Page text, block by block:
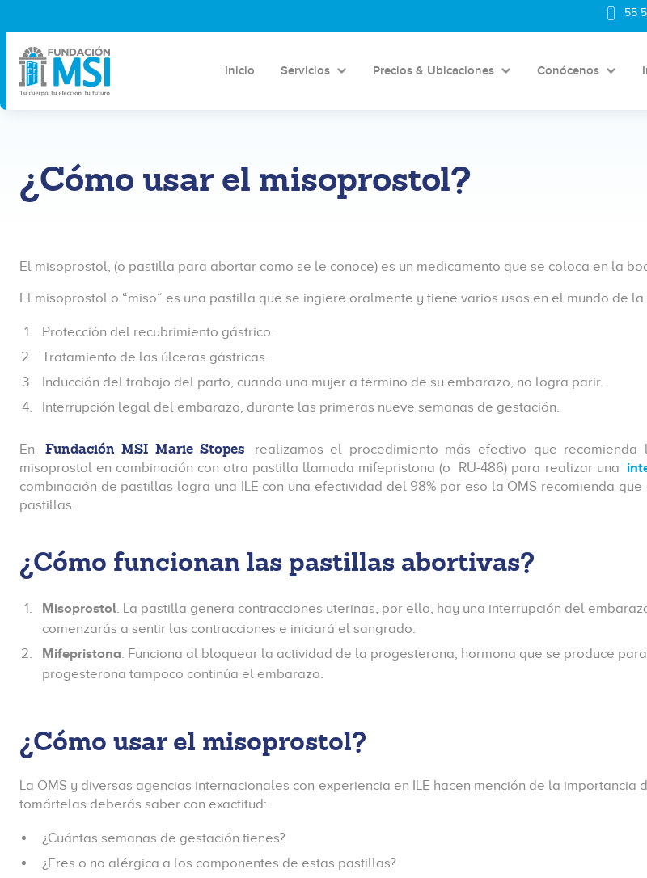
55
Inicio Servicios Precios & Ubicaciones Conócenos
¿Cómo usar el misoprostol?
El misoprostol, (o pastilla para abortar como se le conoce) es un medicamento que se coloca en la
El misoprostol o “miso” es una pastilla que se ingiere oralmente y tiene varios usos en el mundo de
Protección del recubrimiento gástrico.
Tratamiento de las úlceras gástricas.
Inducción del trabajo del parto, cuando una mujer a término de su embarazo, no logra parir.
Interrupción legal del embarazo, durante las primeras nueve semanas de gestación.
En Fundación MSI Marie Stopes realizamos el procedimiento más efectivo que recomienda
misoprostol en combinación con otra pastilla llamada mifepristona (o RU-486) para realizar una
combinación de pastillas logra una ILE con una efectividad del 98% por eso la OMS recomienda
pastillas.
¿Cómo funcionan las pastillas abortivas?
Misoprostol. La pastilla genera contracciones uterinas, por ello, hay una interrupción del
comenzarás a sentir las contracciones e iniciará el sangrado.
Mifepristona. Funciona al bloquear la actividad de la progesterona; hormona que se produce
progesterona tampoco continúa el embarazo.
¿Cómo usar el misoprostol?
La OMS y diversas agencias internacionales con experiencia en ILE hacen mención de la
tomártelas deberás saber con exactitud:
¿Cuántas semanas de gestación tienes?
¿Eres o no alérgica a los componentes de estas pastillas?